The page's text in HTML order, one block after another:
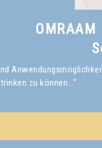
OMRAAM
zu können…“